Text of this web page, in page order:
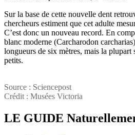
Sur la base de cette nouvelle dent
chercheurs estiment que cet adulte
C’est donc un nouveau record. En
blanc moderne (Carcharodon
longueurs de six mètres, mais la plupart
petits.
Source : Sciencepost
Crédit : Musées Victoria
LE GUIDE